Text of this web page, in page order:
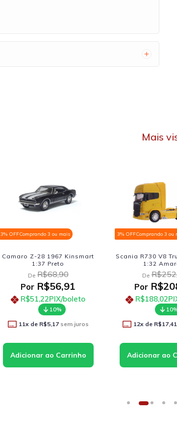
Mais
3% OFFComprando 3 ou mais
Camaro Z-28 1967 Kinsmart
1:37 Preto
De R$68,90
Por R$56,91
R$51,22PIX/boleto
10%
11x de R$5,17sem juros
3% OFFComprando 3 ou
Scania R730 V8
1:32
De
Por
R$188,02
12x de R$17,41